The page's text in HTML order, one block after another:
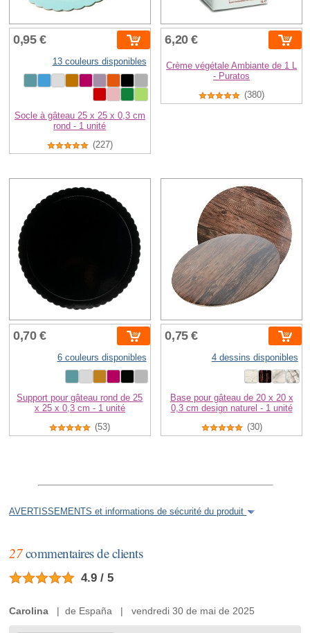
0,95 €
13 couleurs disponibles
Socle à gâteau 25 x 25 x 0,3 cm
rond - 1 unité
(227)
6,20 €
Crème végétale Ambiante de 1 L
- Puratos
(380)
0,70 €
6 couleurs disponibles
Support pour gâteau rond de 25
x 25 x 0,3 cm - 1 unité
(53)
0,75 €
4 dessins disponibles
Base pour gâteau de 20 x 20 x
0,3 cm design naturel - 1 unité
(30)
AVERTISSEMENTS et informations de sécurité du produit
27commentaires de clients
4.9 / 5
Carolina | de España | vendredi 30 de mai de 2025